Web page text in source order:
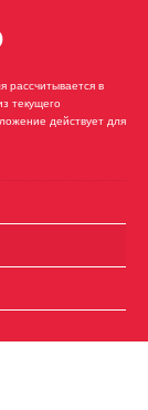
рассчитывается в
текущего
действует для